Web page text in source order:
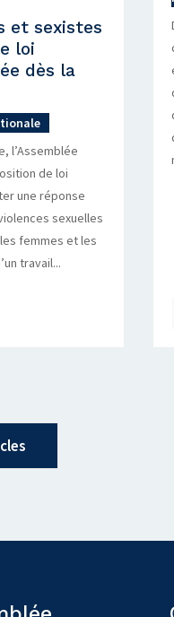
et sexistes
loi
dès la
l’Assemblée
de loi
une réponse
sexuelles
femmes et les
travail...